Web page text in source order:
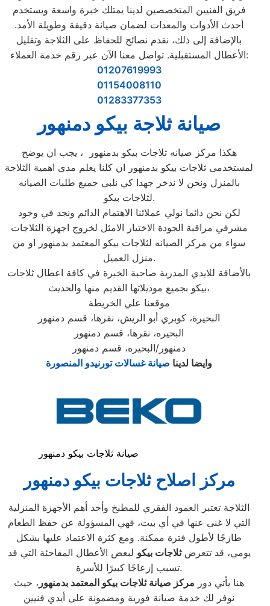
فريق الفنيين المتخصصين لدينا يمتلك خبرة واسعة ويستخدم
أحدث الأدوات والمعدات لضمان صيانة دقيقة وطويلة الأمد.
بالإضافة إلى ذلك، نقدم نصائح للحفاظ على الثلاجة وتقليل
الأعطال المستقبلية. تواصل معنا الآن عبر رقم خدمة العملاء:
01207619993
01154008110
01283377353
صيانة ثلاجة بيكو دمنهور
هكذا مركز صيانه ثلاجات بيكو بدمنهور ، يجب ان يوضح
لمستخدمى ثلاجات بيكو بدمنهور ان كلنا يعلم مدى اهمية الثلاجة
بالمنزل ونحن لا ندخر جهدا كي نلبي جميع طلبات الصيانه
لثلاجات بيكو.
لكن نحن دائما نولي عملائنا الاهتمام الدائم ونجد في وجود
مشرفي مراقبة الجودة الاختيار الامثل لخروج اجهزة الثلاجات
سواء من مركز الصيانه لثلاجات بيكو المعتمد بدمنهور او من
منزل العميل.
بالأضافة للايدي المدربة صاحبة الخبرة في كافة اعطال ثلاجات
بيكو بجميع موديلاتها القديم منها والحديث،
موقعنا علي الخريطة
البحيرة، كوبري أبو الريش، نقرها، قسم دمنهور
البحيره، نقرها، قسم دمنهور
دمنهور/البحيره، قسم دمنهور
وايضا لدينا صيانة غسالات تورنيدو المنصورة
صيانة ثلاجات بيكو دمنهور
مركز اصلاح ثلاجات بيكو دمنهور
الثلاجة تعتبر العمود الفقري للمطبخ وأحد أهم الأجهزة المنزلية
التي لا غنى عنها في أي بيت، فهي المسؤولة عن حفظ الطعام
طازجًا لأطول فترة ممكنة. ومع كثرة الاعتماد عليها بشكل
يومي، قد تتعرضثلاجات بيكو لبعض الأعطال المفاجئة التي قد
تسبب إزعاجًا كبيرًا للأسرة.
هنا يأتي دور مركز صيانة ثلاجات بيكو المعتمد بدمنهور ، حيث
نوفر لك خدمة صيانة فورية ومضمونة على أيدي فنيين